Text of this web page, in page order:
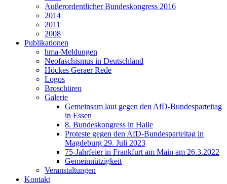
Außerordentlicher Bundeskongress 2016
2014
2011
2008
Publikationen
hma-Meldungen
Neofaschismus in Deutschland
Höckes Geraer Rede
Logos
Broschüren
Galerie
Gemeinsam laut gegen den AfD-Bundesparteitag
in Essen
8. Bundeskongress in Halle
Proteste gegen den AfD-Bundesparteitag in
Magdeburg 29. Juli 2023
75-Jahrfeier in Frankfurt am Main am 26.3.2022
Gemeinnützigkeit
Veranstaltungen
Kontakt